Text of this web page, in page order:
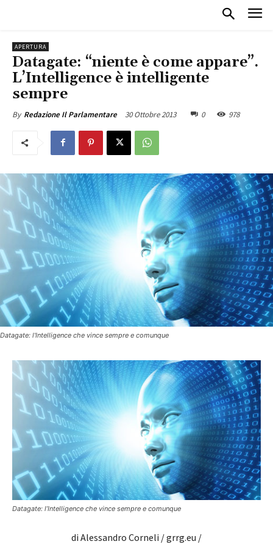
APERTURA
Datagate: “niente è come appare”.
L’Intelligence è intelligente
sempre
By Redazione Il Parlamentare 30 Ottobre 2013 0 978
Datagate: l'Intelligence che vince sempre e comunque
Datagate: l’Intelligence che vince sempre e comunque
di Alessandro Corneli / grrg.eu /